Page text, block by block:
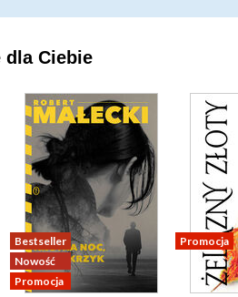
dla Ciebie
Bestseller
Nowość
Promocja
Promocja